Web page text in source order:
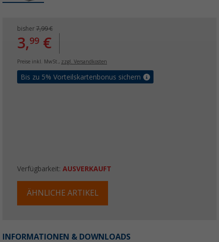
bisher 7,99 €
3,99 €
Preise inkl. MwSt., zzgl. Versandkosten
Bis zu 5% Vorteilskartenbonus sichern
Verfügbarkeit: AUSVERKAUFT
ÄHNLICHE ARTIKEL
INFORMATIONEN & DOWNLOADS